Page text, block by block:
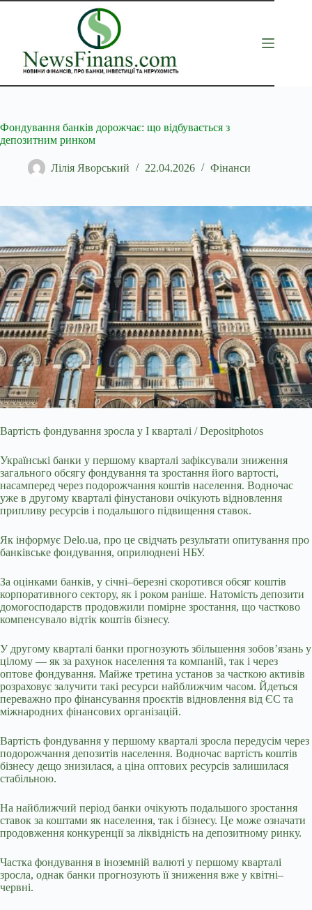
Перейти
Фондування банків дорожчає: що відбувається з
депозитним ринком
Лілія Яворський 22.04.2026 Фінанси
Вартість фондування зросла у І кварталі / Depositphotos
Українські банки у першому кварталі зафіксували зниження
загального обсягу фондування та зростання його вартості,
насамперед через подорожчання коштів населення. Водночас
уже в другому кварталі фінустанови очікують відновлення
припливу ресурсів і подальшого підвищення ставок.
Як інформує Delo.ua, про це свідчать результати опитування про
банківське фондування, оприлюднені НБУ.
За оцінками банків, у січні–березні скоротився обсяг коштів
корпоративного сектору, як і роком раніше. Натомість депозити
домогосподарств продовжили помірне зростання, що частково
компенсувало відтік коштів бізнесу.
У другому кварталі банки прогнозують збільшення зобов’язань у
цілому — як за рахунок населення та компаній, так і через
оптове фондування. Майже третина установ за часткою активів
розраховує залучити такі ресурси найближчим часом. Йдеться
переважно про фінансування проєктів відновлення від ЄС та
міжнародних фінансових організацій.
Вартість фондування у першому кварталі зросла передусім через
подорожчання депозитів населення. Водночас вартість коштів
бізнесу дещо знизилася, а ціна оптових ресурсів залишилася
стабільною.
На найближчий період банки очікують подальшого зростання
ставок за коштами як населення, так і бізнесу. Це може означати
продовження конкуренції за ліквідність на депозитному ринку.
Частка фондування в іноземній валюті у першому кварталі
зросла, однак банки прогнозують її зниження вже у квітні–
червні.